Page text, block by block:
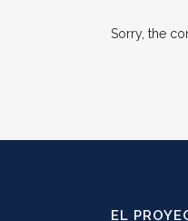
Sorry, the
EL